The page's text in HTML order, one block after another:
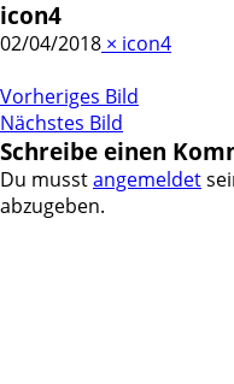
icon4
02/04/2018 × icon4
Vorheriges Bild
Nächstes Bild
Schreibe einen
Du musstangemeldet
abzugeben.